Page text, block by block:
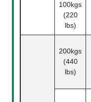
100kgs
(220
lbs)
200kgs
(440
lbs)